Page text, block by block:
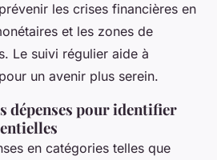
les crises financières en
et les zones de
Le suivi régulier aide à
un avenir plus serein.
dépenses pour identifier
en catégories telles que